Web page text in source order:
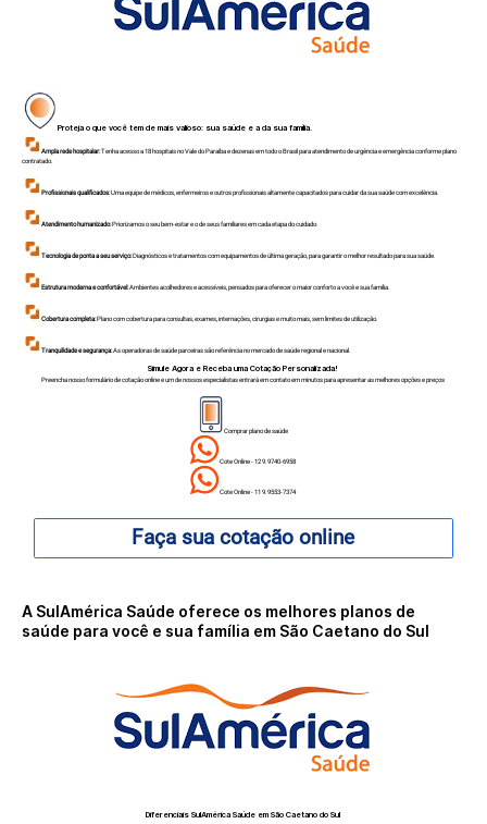
Faça sua cotação online
Proteja o que você tem de mais valioso: sua saúde e a da sua família.
Ampla rede hospitalar:Tenha acesso a 18 hospitais no Vale do Paraíba e dezenas em todo o Brasil para atendimento de urgência e emergência conforme plano
contratado.
Profissionais qualificados:Uma equipe de médicos, enfermeiros e outros profissionais altamente capacitados para cuidar da sua saúde com excelência.
Atendimento humanizado:Priorizamos o seu bem-estar e o de seus familiares em cada etapa do cuidado.
Tecnologia de ponta a seu serviço:Diagnósticos e tratamentos com equipamentos de última geração, para garantir o melhor resultado para sua saúde.
Estrutura moderna e confortável:Ambientes acolhedores e acessíveis, pensados para oferecer o maior conforto a você e sua família.
Cobertura completa:Plano com cobertura para consultas, exames, internações, cirurgias e muito mais, sem limites de utilização.
Tranquilidade e segurança:As operadoras de saúde parceiras são referência no mercado de saúde regional e nacional.
Simule Agora e Receba uma Cotação Personalizada!
Preencha nosso formulário de cotação online e um de nossos especialistas entrará em contato em minutos para apresentar as melhores opções e preços
Comprar plano de saúde
Cote Online - 12 9.9740-6958
Cote Online - 11 9.9553-7374
A SulAmérica Saúde oferece os melhores planos de
saúde para você e sua família em São Caetano do Sul
Diferenciais SulAmérica Saúde emSão Caetano do Sul